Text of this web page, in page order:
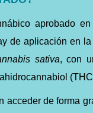
aprobado
de aplicación en
sativa, con
acceder de forma